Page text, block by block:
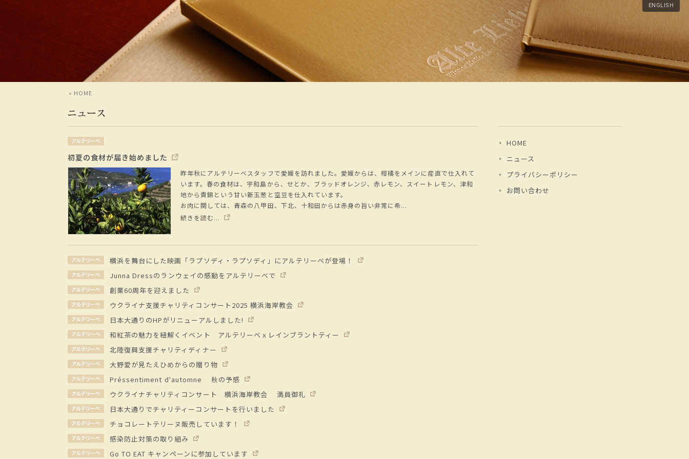
ENGLISH
« HOME
初夏の食材が届き始めました
昨年秋にアルテリーベスタッフで愛媛を訪れました。愛媛からは、柑橘をメインに産直で仕入れて
います。春の食材は、宇和島から、せとか、ブラッドオレンジ、赤レモン、スイートレモン、津和
地から貴錦という甘い新玉葱と空豆を仕入れています。
お肉に関しては、青森の八甲田、下北、十和田からは赤身の旨い非常に希...
続きを読む...
横浜を舞台にした映画「ラプソディ・ラプソディ」にアルテリーベが登場！
Junna Dressのランウェイの感動をアルテリーベで
創業60周年を迎えました
ウクライナ支援チャリティコンサート2025 横浜海岸教会
日本大通りのHPがリニューアルしました!
和紅茶の魅力を紐解くイベント アルテリーベｘレインブラントティー
北陸復興支援チャリティディナー
大野愛が見たえひめからの贈り物
Préssentiment d'automne 秋の予感
ウクライナチャリティコンサート 横浜海岸教会 満員御礼
日本大通りでチャリティーコンサートを行いました
チョコレートテリーヌ販売しています！
感染防止対策の取り組み
Go TO EAT キャンペーンに参加しています
HOME
ニュース
プライバシーポリシー
お問い合わせ